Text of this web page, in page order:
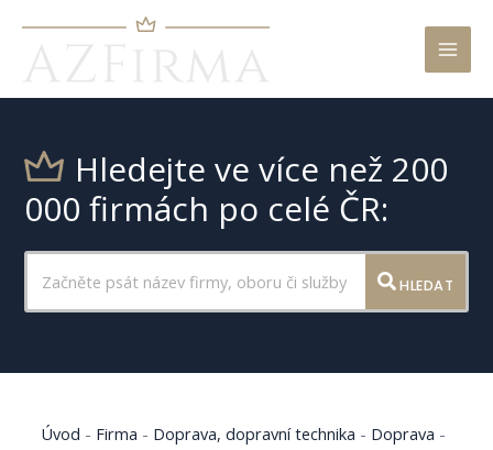
Hledejte ve více než 200
000 firmách po celé ČR:
HLEDAT
Úvod - Firma - Doprava, dopravní technika - Doprava -